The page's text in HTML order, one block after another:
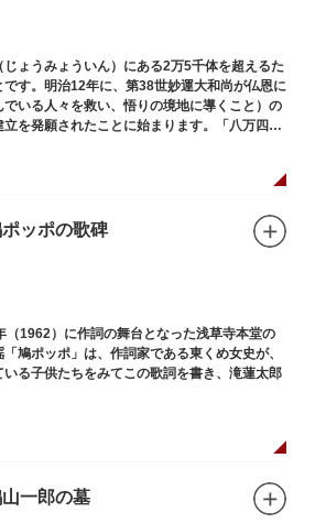
ょうみょういん）にある2万5千体を超えるた
です。明治12年に、第38世妙運大和尚が仏恩に
いる人々を救い、悟りの境地に導くこと）の
を発願されたことに始まります。「八万四
します。この石地蔵尊は全国各地にも造立さ
石地蔵尊が造立され、今も増え続けていま
ッポの歌碑
（1962）に作詞の舞台となった浅草寺本堂の
鳩ポッポ」は、作詞家である東くめ女史が、
る子供たちをみてこの歌詞を書き、滝蓮太郎
一郎の墓